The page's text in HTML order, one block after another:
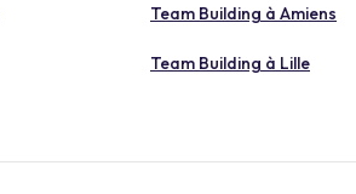
Team Building à Amiens
Team Building à Lille